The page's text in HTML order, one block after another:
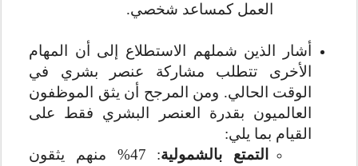
العمل كمساعد شخصي.
أشار الذين شملهم الاستطلاع إلى أن المهام
الأخرى تتطلب مشاركة عنصر بشري في
الوقت الحالي. ومن المرجح أن يثق الموظفون
العالميون بقدرة العنصر البشري فقط على
القيام بما يلي:
التمتع بالشمولية
: 47% منهم يثقون